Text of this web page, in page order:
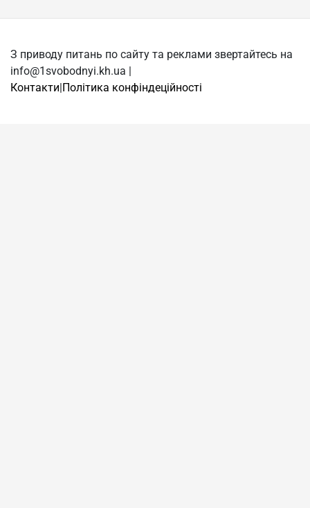
З приводу питань по сайту та реклами звертайтесь на
info@1svobodnyi.kh.ua |
Контакти|Політика конфіндеційності